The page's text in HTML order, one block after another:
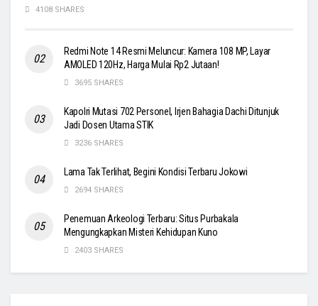
4108 SHARES
Redmi Note 14 Resmi Meluncur: Kamera 108 MP, Layar
AMOLED 120Hz, Harga Mulai Rp2 Jutaan!
3695 SHARES
Kapolri Mutasi 702 Personel, Irjen Bahagia Dachi Ditunjuk
Jadi Dosen Utama STIK
3236 SHARES
Lama Tak Terlihat, Begini Kondisi Terbaru Jokowi
2694 SHARES
Penemuan Arkeologi Terbaru: Situs Purbakala
Mengungkapkan Misteri Kehidupan Kuno
2403 SHARES